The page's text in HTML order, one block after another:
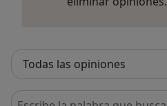
Busca en opiniones